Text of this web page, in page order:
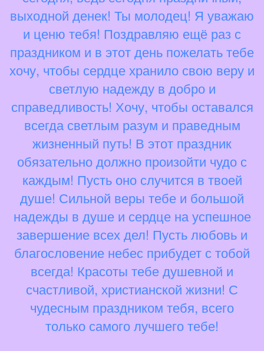
выходной денек! Ты молодец! Я уважаю
и ценю тебя! Поздравляю ещё раз с
праздником и в этот день пожелать тебе
хочу, чтобы сердце хранило свою веру и
светлую надежду в добро и
справедливость! Хочу, чтобы оставался
всегда светлым разум и праведным
жизненный путь! В этот праздник
обязательно должно произойти чудо с
каждым! Пусть оно случится в твоей
душе! Сильной веры тебе и большой
надежды в душе и сердце на успешное
завершение всех дел! Пусть любовь и
благословение небес прибудет с тобой
всегда! Красоты тебе душевной и
счастливой, христианской жизни! С
чудесным праздником тебя, всего
только самого лучшего тебе!